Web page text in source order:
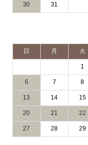
30 31
日
月 火
1
6 7 8
13 14 15
20 21 22
27 28 29